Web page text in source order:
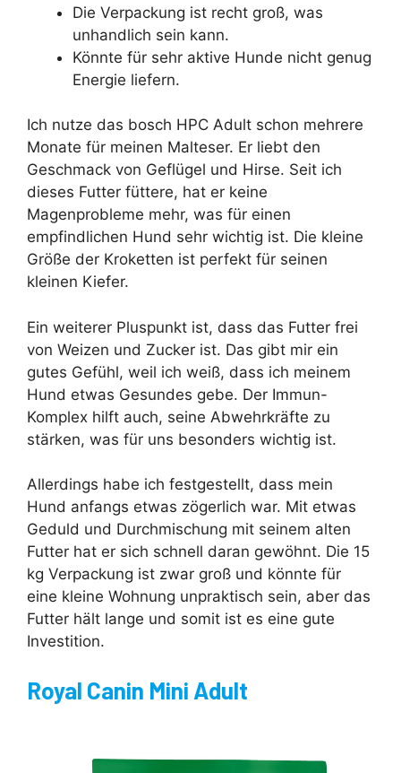
Die Verpackung ist recht groß, was
unhandlich sein kann.
Könnte für sehr aktive Hunde nicht genug
Energie liefern.
Ich nutze das bosch HPC Adult schon mehrere
Monate für meinen Malteser. Er liebt den
Geschmack von Geflügel und Hirse. Seit ich
dieses Futter füttere, hat er keine
Magenprobleme mehr, was für einen
empfindlichen Hund sehr wichtig ist. Die kleine
Größe der Kroketten ist perfekt für seinen
kleinen Kiefer.
Ein weiterer Pluspunkt ist, dass das Futter frei
von Weizen und Zucker ist. Das gibt mir ein
gutes Gefühl, weil ich weiß, dass ich meinem
Hund etwas Gesundes gebe. Der Immun-
Komplex hilft auch, seine Abwehrkräfte zu
stärken, was für uns besonders wichtig ist.
Allerdings habe ich festgestellt, dass mein
Hund anfangs etwas zögerlich war. Mit etwas
Geduld und Durchmischung mit seinem alten
Futter hat er sich schnell daran gewöhnt. Die 15
kg Verpackung ist zwar groß und könnte für
eine kleine Wohnung unpraktisch sein, aber das
Futter hält lange und somit ist es eine gute
Investition.
Royal Canin Mini Adult